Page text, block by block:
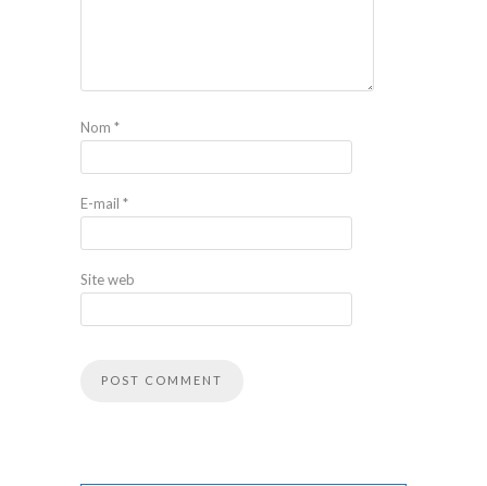
Nom *
E-mail *
Site web